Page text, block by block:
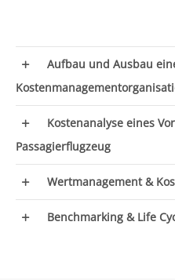
Aufbau und Ausbau
PROJEKT
Aufbau und Ausbau einer
deutschen Premium OEM.
Kostenanalyse eines
Passagierflugzeug
PROJEKT
Wertmanagement &
Benchmarking & Life